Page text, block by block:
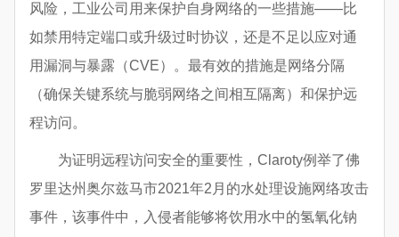
风险，工业公司用来保护自身网络的一些措施——比
如禁用特定端口或升级过时协议，还是不足以应对通
用漏洞与暴露（CVE）。最有效的措施是网络分隔
（确保关键系统与脆弱网络之间相互隔离）和保护远
程访问。
为证明远程访问安全的重要性，Claroty例举了佛
罗里达州奥尔兹马市2021年2月的水处理设施网络攻击
事件，该事件中，入侵者能够将饮用水中的氢氧化钠